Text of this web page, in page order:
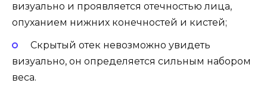
визуально и проявляется отечностью лица,
опуханием нижних конечностей и кистей;
Скрытый отек невозможно увидеть
визуально, он определяется сильным набором
веса.